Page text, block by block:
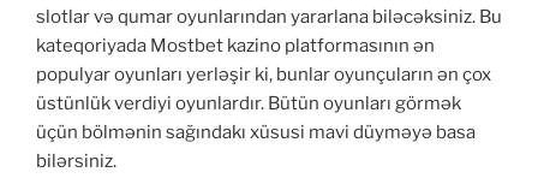
slotlar və qumar oyunlarından yararlana biləcəksiniz. Bu
kateqoriyada Mostbet kazino platformasının ən
populyar oyunları yerləşir ki, bunlar oyunçuların ən çox
üstünlük verdiyi oyunlardır. Bütün oyunları görmək
üçün bölmənin sağındakı xüsusi mavi düyməyə basa
bilərsiniz.